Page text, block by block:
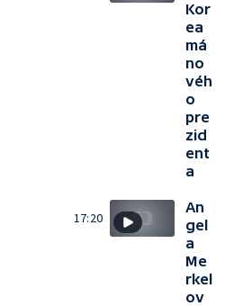
Kor
ea
má
no
véh
o
pre
zid
ent
a
17:20
An
gel
a
Me
rkel
ov